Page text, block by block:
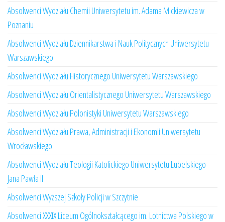
Absolwenci Wydziału Chemii Uniwersytetu im. Adama Mickiewicza w
Poznaniu
Absolwenci Wydziału Dziennikarstwa i Nauk Politycznych Uniwersytetu
Warszawskiego
Absolwenci Wydziału Historycznego Uniwersytetu Warszawskiego
Absolwenci Wydziału Orientalistycznego Uniwersytetu Warszawskiego
Absolwenci Wydziału Polonistyki Uniwersytetu Warszawskiego
Absolwenci Wydziału Prawa, Administracji i Ekonomii Uniwersytetu
Wrocławskiego
Absolwenci Wydziału Teologii Katolickiego Uniwersytetu Lubelskiego
Jana Pawła II
Absolwenci Wyższej Szkoły Policji w Szczytnie
Absolwenci XXXIX Liceum Ogólnokształcącego im. Lotnictwa Polskiego w